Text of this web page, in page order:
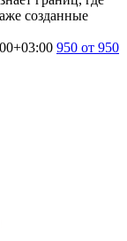
созданные
950 от 950